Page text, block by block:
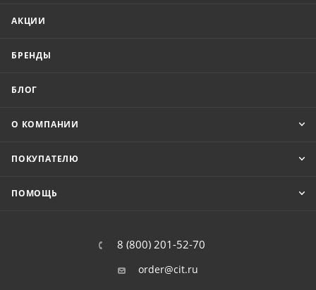
АКЦИИ
БРЕНДЫ
БЛОГ
О КОМПАНИИ
ПОКУПАТЕЛЮ
ПОМОЩЬ
8 (800) 201-52-70
order@cit.ru